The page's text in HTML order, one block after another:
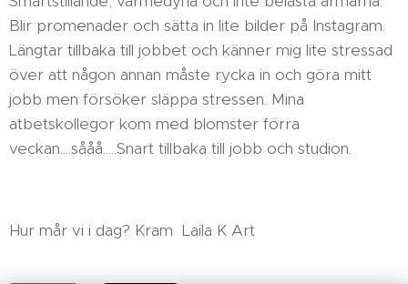
Blir promenader och sätta in lite bilder på Instagram.
Längtar tillbaka till jobbet och känner mig lite stressad
över att någon annan måste rycka in och göra mitt
jobb men försöker släppa stressen. Mina
atbetskollegor kom med blomster förra
veckan....sååå.....Snart tillbaka till jobb och studion.
Hur mår vi i dag? Kram Laila K Art